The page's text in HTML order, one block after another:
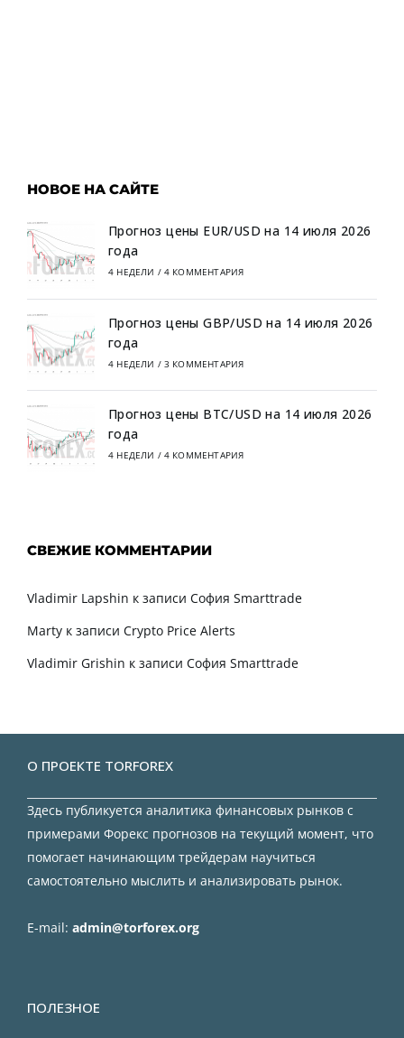
НОВОЕ НА САЙТЕ
Прогноз цены EUR/USD на 14 июля 2026
года
4 НЕДЕЛИ / 4 КОММЕНТАРИЯ
Прогноз цены GBP/USD на 14 июля 2026
года
4 НЕДЕЛИ / 3 КОММЕНТАРИЯ
Прогноз цены BTC/USD на 14 июля 2026
года
4 НЕДЕЛИ / 4 КОММЕНТАРИЯ
СВЕЖИЕ КОММЕНТАРИИ
Vladimir Lapshin к записи София Smarttrade
Marty к записи Crypto Price Alerts
Vladimir Grishin к записи София Smarttrade
О ПРОЕКТЕ TORFOREX
Здесь публикуется аналитика финансовых рынков с
примерами Форекс прогнозов на текущий момент, что
помогает начинающим трейдерам научиться
самостоятельно мыслить и анализировать рынок.
E-mail: admin@torforex.org
ПОЛЕЗНОЕ